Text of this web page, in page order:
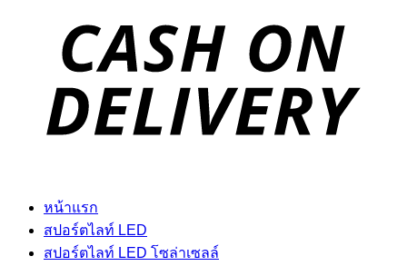
หน้าแรก
สปอร์ตไลท์ LED
สปอร์ตไลท์ LED โซล่าเซลล์